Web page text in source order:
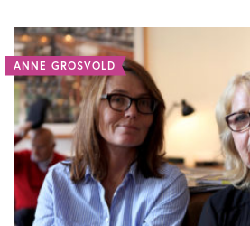
ANNE GROSVOLD